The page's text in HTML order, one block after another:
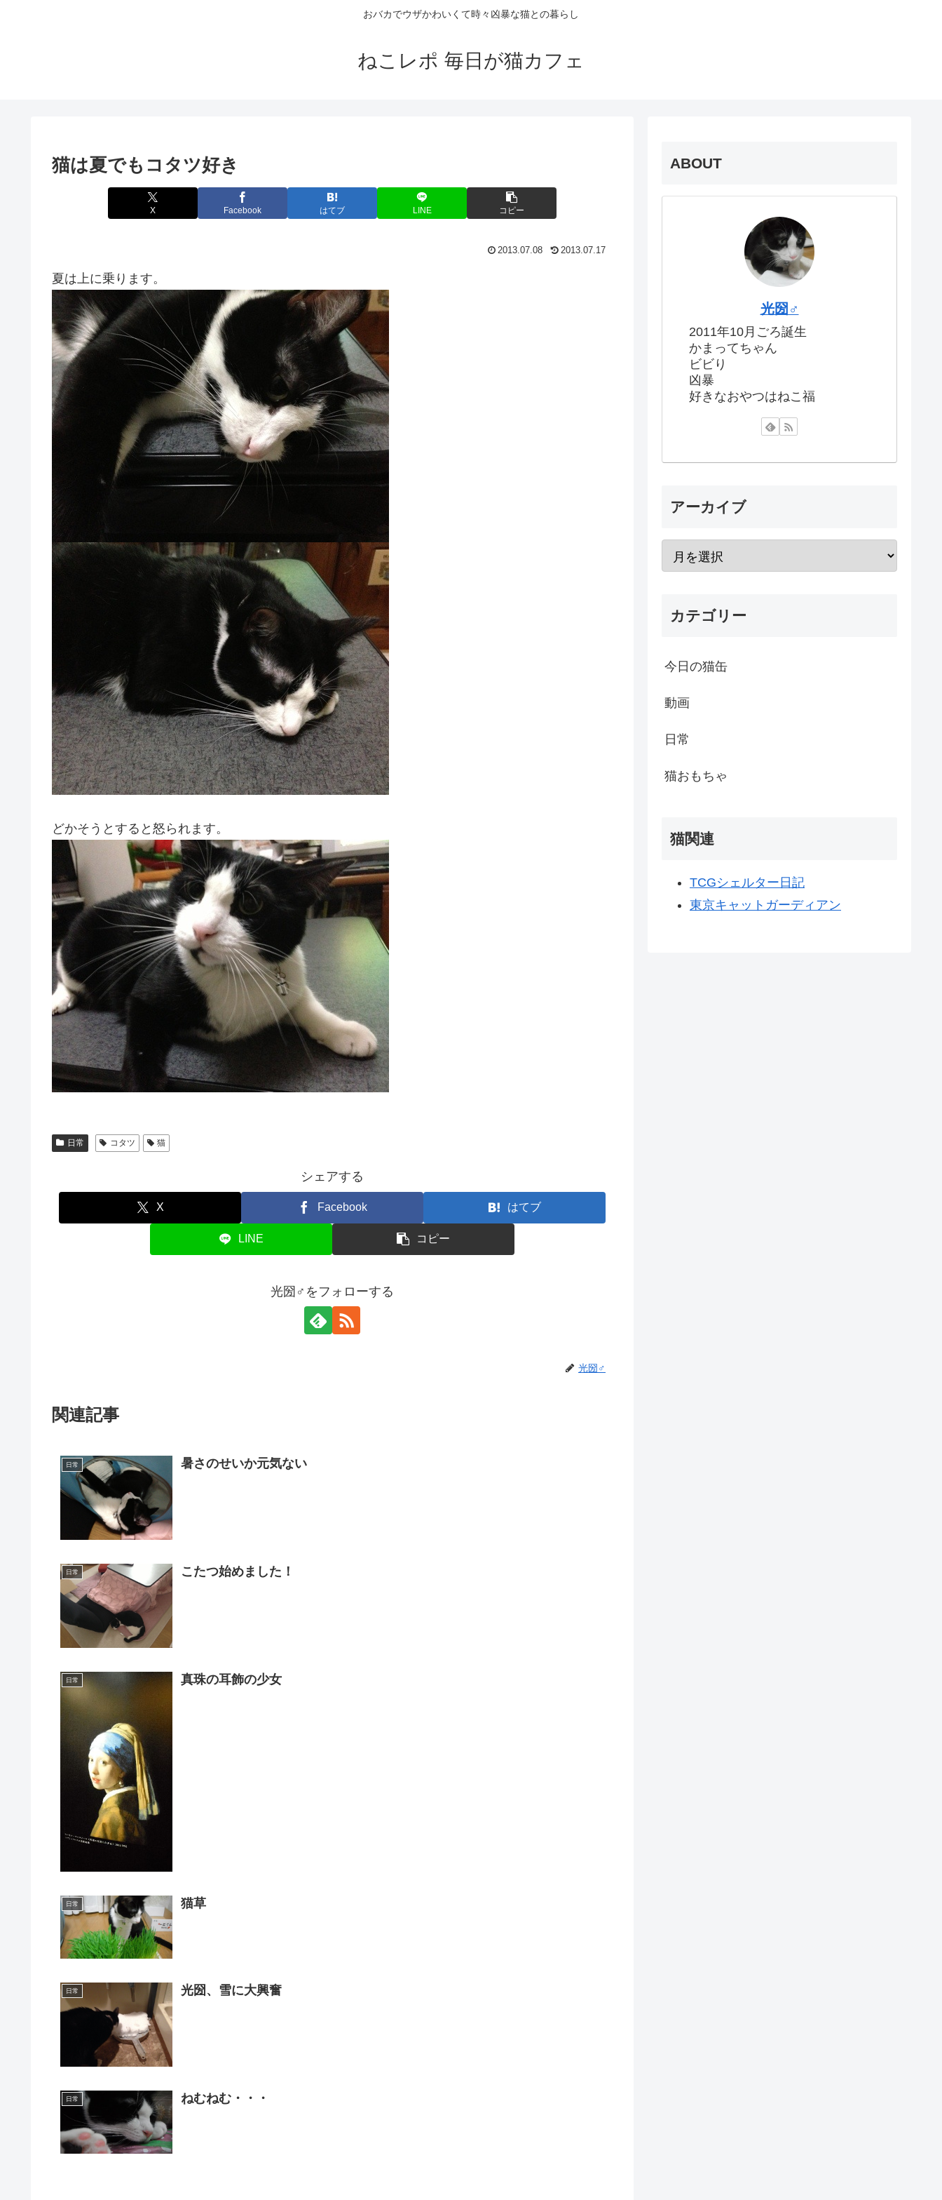
おバカでウザかわいくて時々凶暴な猫との暮らし
ねこレポ 毎日が猫カフェ
猫は夏でもコタツ好き
X Facebook はてブ LINE コピー
2013.07.08 2013.07.17
夏は上に乗ります。
どかそうとすると怒られます。
日常 コタツ 猫
シェアする
X Facebook はてブ
LINE コピー
光圀♂をフォローする
光圀♂
関連記事
日常 暑さのせいか元気ない
日常 こたつ始めました！
日常 真珠の耳飾の少女
日常 猫草
日常 光圀、雪に大興奮
日常 ねむねむ・・・
ABOUT
光圀♂
2011年10月ごろ誕生
かまってちゃん
ビビり
凶暴
好きなおやつはねこ福
アーカイブ
カテゴリー
今日の猫缶
動画
日常
猫おもちゃ
猫関連
TCGシェルター日記
東京キャットガーディアン